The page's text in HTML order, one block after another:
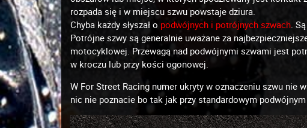
rozpada się i w miejscu szwu powstaje dziura.
Chyba każdy słyszał o podwójnych i potrójnych szwach .
Potrójne szwy są generalnie uważane za
motocyklowej. Przewagą nad podwójnymi szwami jest
w kroczu lub przy kości ogonowej.
W For Street Racing numer ukryty w oznaczeniu szwu nie
nic nie poznacie bo tak jak przy standardowym